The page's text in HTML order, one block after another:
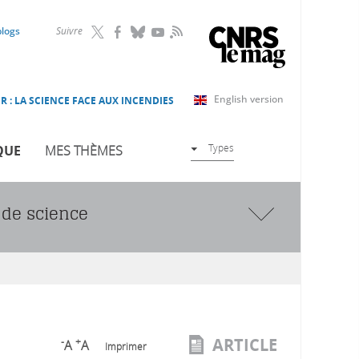
Suivre RSS
English version
: LA SCIENCE FACE AUX INCENDIES
MES THÈMES Types
science
-A +A Imprimer ARTICLE